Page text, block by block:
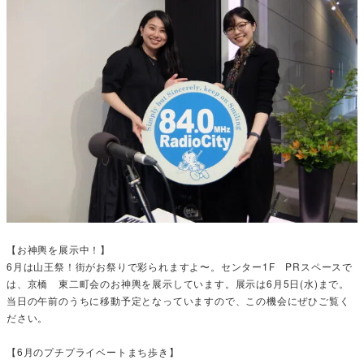
【お神輿を展示中！】
6月は山王祭！街がお祭りで彩られますよ〜。センター1F PRスペースで
は、京橋 東二町会のお神輿を展示しています。展示は6月5日(水)まで。
当日の午前のうちに移動予定となっていますので、この機会にぜひご覧く
ださい。
【6月のプチプライベートまち歩き】